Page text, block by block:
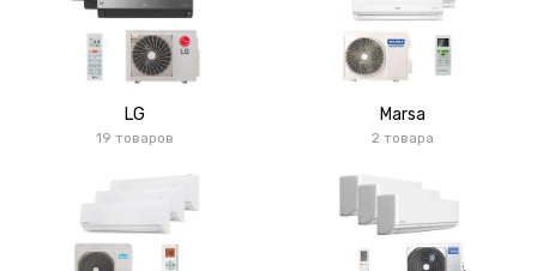
LG
19 товаров
Marsa
2 товара